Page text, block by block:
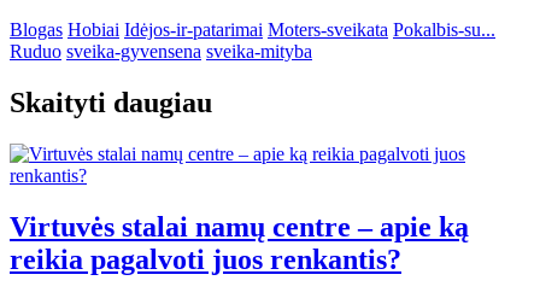
Blogas Hobiai Idėjos-ir-patarimai Moters-sveikata Pokalbis-su...
Ruduo sveika-gyvensena sveika-mityba
Skaityti daugiau
Virtuvės stalai namų centre – apie ką
reikia pagalvoti juos renkantis?